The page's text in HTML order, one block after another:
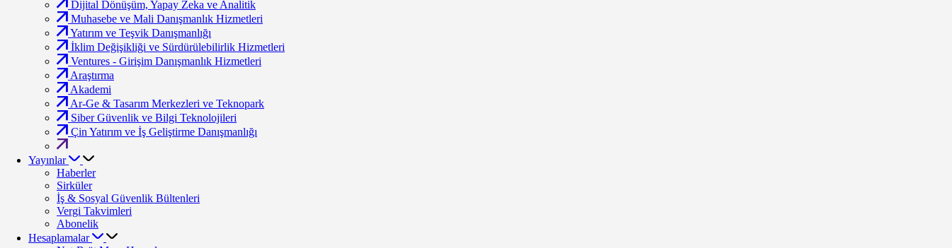
Dijital Dönüşüm, Yapay Zeka ve Analitik
Muhasebe ve Mali Danışmanlık Hizmetleri
Yatırım ve Teşvik Danışmanlığı
İklim Değişikliği ve Sürdürülebilirlik Hizmetleri
Ventures - Girişim Danışmanlık Hizmetleri
Araştırma
Akademi
Ar-Ge & Tasarım Merkezleri ve Teknopark
Siber Güvenlik ve Bilgi Teknolojileri
Çin Yatırım ve İş Geliştirme Danışmanlığı
Yayınlar
Haberler
Sirküler
İş & Sosyal Güvenlik Bültenleri
Vergi Takvimleri
Abonelik
Hesaplamalar